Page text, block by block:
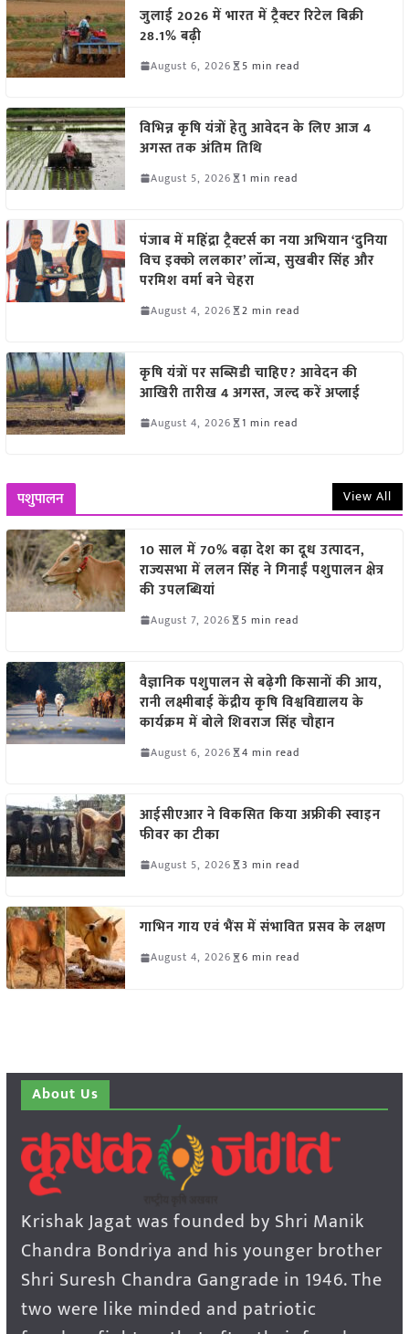
जुलाई 2026 में भारत में ट्रैक्टर रिटेल बिक्री
28.1% बढ़ी
August 6, 2026 5 min read
विभिन्न कृषि यंत्रों हेतु आवेदन के लिए आज 4
अगस्त तक अंतिम तिथि
August 5, 2026 1 min read
पंजाब में महिंद्रा ट्रैक्टर्स का नया अभियान ‘दुनिया
विच इक्को ललकार’ लॉन्च, सुखबीर सिंह और
परमिश वर्मा बने चेहरा
August 4, 2026 2 min read
कृषि यंत्रों पर सब्सिडी चाहिए? आवेदन की
आखिरी तारीख 4 अगस्त, जल्द करें अप्लाई
August 4, 2026 1 min read
पशुपालन View All
10 साल में 70% बढ़ा देश का दूध उत्पादन,
राज्यसभा में ललन सिंह ने गिनाईं पशुपालन क्षेत्र
की उपलब्धियां
August 7, 2026 5 min read
वैज्ञानिक पशुपालन से बढ़ेगी किसानों की आय,
रानी लक्ष्मीबाई केंद्रीय कृषि विश्वविद्यालय के
कार्यक्रम में बोले शिवराज सिंह चौहान
August 6, 2026 4 min read
आईसीएआर ने विकसित किया अफ्रीकी स्वाइन
फीवर का टीका
August 5, 2026 3 min read
गाभिन गाय एवं भैंस में संभावित प्रसव के लक्षण
August 4, 2026 6 min read
About Us
Krishak Jagat was founded by Shri Manik
Chandra Bondriya and his younger brother
Shri Suresh Chandra Gangrade in 1946. The
two were like minded and patriotic